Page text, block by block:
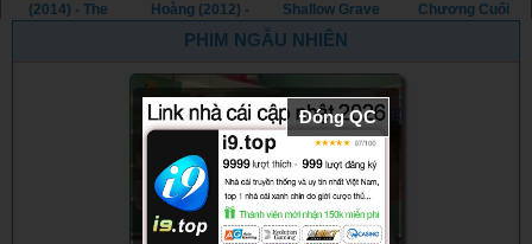
(2014) - The
Hoàng (2012) -
Premium Rush
Shallow Grave
(0)
Chương Cuối
PHIM NGẪU NHIÊN
Đóng QC